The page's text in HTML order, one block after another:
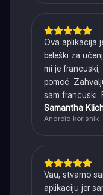
Ova aplikacija
beleški za
mi je
pomoć.
sam francuski.
Samantha
Android korisnik
Vau, stvarno
aplikaciju jer